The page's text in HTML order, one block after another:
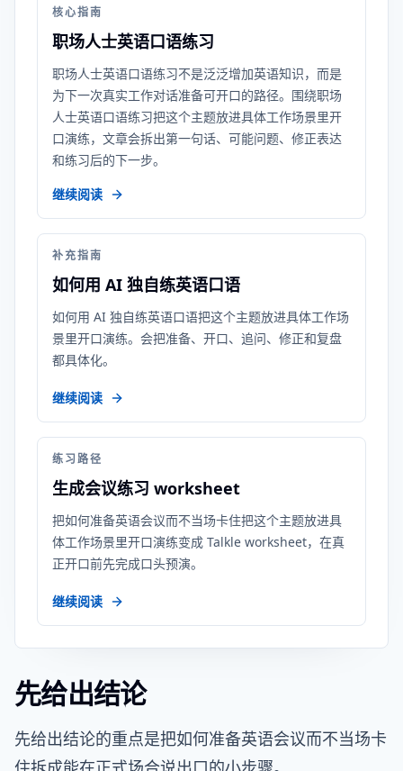
核心指南
职场人士英语口语练习
职场人士英语口语练习不是泛泛增加英语知识，而是
为下一次真实工作对话准备可开口的路径。围绕职场
人士英语口语练习把这个主题放进具体工作场景里开
口演练，文章会拆出第一句话、可能问题、修正表达
和练习后的下一步。
继续阅读
补充指南
如何用 AI 独自练英语口语
如何用 AI 独自练英语口语把这个主题放进具体工作场
景里开口演练。会把准备、开口、追问、修正和复盘
都具体化。
继续阅读
练习路径
生成会议练习 worksheet
把如何准备英语会议而不当场卡住把这个主题放进具
体工作场景里开口演练变成 Talkle worksheet，在真
正开口前先完成口头预演。
继续阅读
先给出结论
先给出结论的重点是把如何准备英语会议而不当场卡